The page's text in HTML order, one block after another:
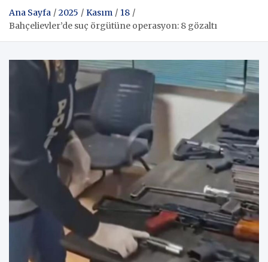
Ana Sayfa 2025 Kasım
18
Bahçelievler’de suç örgütüne operasyon: 8 gözaltı